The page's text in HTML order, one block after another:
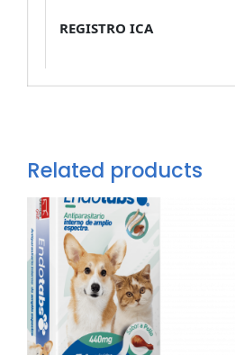
REGISTRO ICA
Related products